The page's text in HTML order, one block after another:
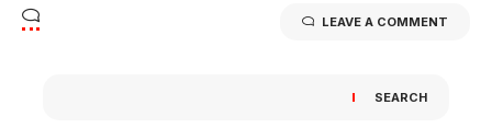
LEAVE A COMMENT
SEARCH